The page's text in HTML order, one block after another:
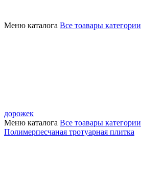
Меню каталога Все тоавары категории
дорожек
Меню каталога Все тоавары категории
Полимерпесчаная тротуарная плитка